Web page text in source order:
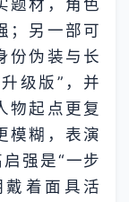
题材，角色
；另一部可
份伪装与长
级版”，并
物起点更复
模糊，表演
强是“一步
着面具活